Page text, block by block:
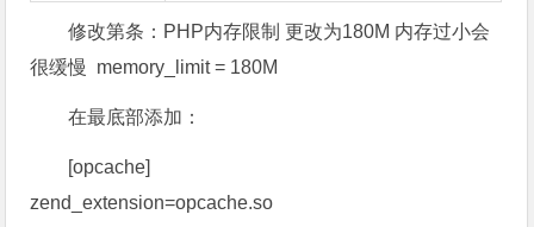
修改第条：PHP内存限制 更改为180M 内存过小会
很缓慢 memory_limit = 180M
在最底部添加：
[opcache]
zend_extension=opcache.so